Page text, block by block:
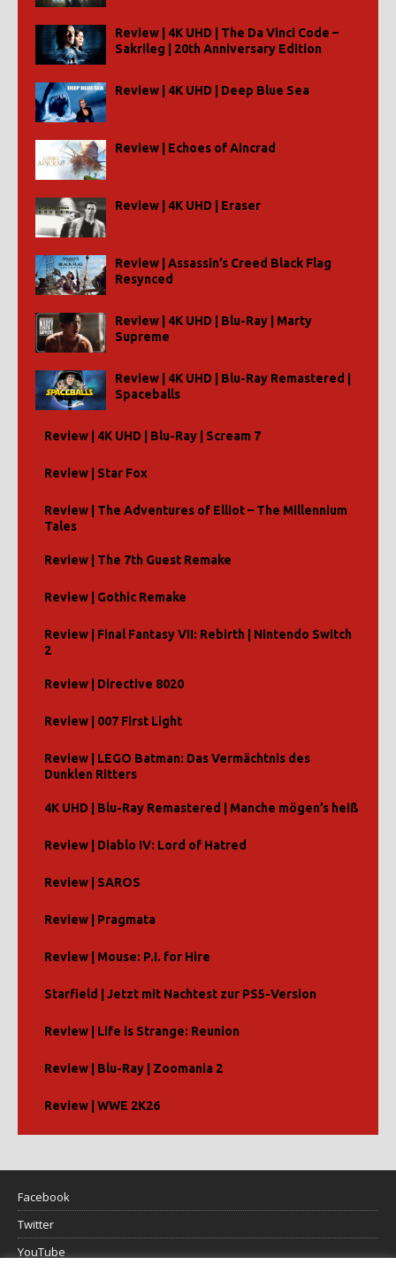
Review | 4K UHD | The Da Vinci Code –
Sakrileg | 20th Anniversary Edition
Review | 4K UHD | Deep Blue Sea
Review | Echoes of Aincrad
Review | 4K UHD | Eraser
Review | Assassin’s Creed Black Flag
Resynced
Review | 4K UHD | Blu-Ray | Marty
Supreme
Review | 4K UHD | Blu-Ray Remastered |
Spaceballs
Review | 4K UHD | Blu-Ray | Scream 7
Review | Star Fox
Review | The Adventures of Elliot – The Millennium
Tales
Review | The 7th Guest Remake
Review | Gothic Remake
Review | Final Fantasy VII: Rebirth | Nintendo Switch
2
Review | Directive 8020
Review | 007 First Light
Review | LEGO Batman: Das Vermächtnis des
Dunklen Ritters
4K UHD | Blu-Ray Remastered | Manche mögen’s heiß
Review | Diablo IV: Lord of Hatred
Review | SAROS
Review | Pragmata
Review | Mouse: P.I. for Hire
Starfield | Jetzt mit Nachtest zur PS5-Version
Review | Life is Strange: Reunion
Review | Blu-Ray | Zoomania 2
Review | WWE 2K26
Facebook
Twitter
YouTube